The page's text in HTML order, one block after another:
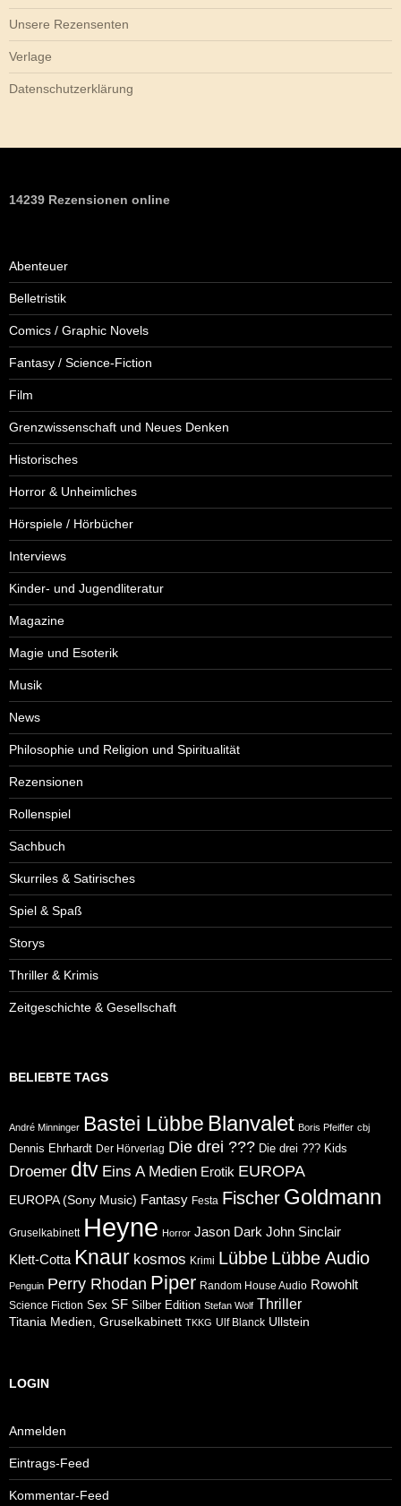
Unsere Rezensenten
Verlage
Datenschutzerklärung
14239 Rezensionen online
Abenteuer
Belletristik
Comics / Graphic Novels
Fantasy / Science-Fiction
Film
Grenzwissenschaft und Neues Denken
Historisches
Horror & Unheimliches
Hörspiele / Hörbücher
Interviews
Kinder- und Jugendliteratur
Magazine
Magie und Esoterik
Musik
News
Philosophie und Religion und Spiritualität
Rezensionen
Rollenspiel
Sachbuch
Skurriles & Satirisches
Spiel & Spaß
Storys
Thriller & Krimis
Zeitgeschichte & Gesellschaft
BELIEBTE TAGS
André Minninger Bastei Lübbe Blanvalet Boris Pfeiffer cbj
Dennis Ehrhardt Der Hörverlag Die drei ??? Die drei ??? Kids
Droemer dtv Eins A Medien Erotik EUROPA
EUROPA (Sony Music) Fantasy Festa Fischer Goldmann
Gruselkabinett Heyne Horror Jason Dark John Sinclair
Klett-Cotta Knaur kosmos Krimi Lübbe Lübbe Audio
Penguin Perry Rhodan Piper Random House Audio Rowohlt
Science Fiction Sex SF Silber Edition Stefan Wolf Thriller
Titania Medien, Gruselkabinett TKKG Ulf Blanck Ullstein
LOGIN
Anmelden
Eintrags-Feed
Kommentar-Feed